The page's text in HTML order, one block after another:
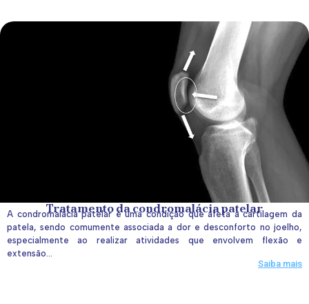
Tratamento da condromalácia patelar
A condromalácia patelar é uma condição que afeta a cartilagem da
patela, sendo comumente associada a dor e desconforto no joelho,
especialmente ao realizar atividades que envolvem flexão e
extensão...
Saiba mais